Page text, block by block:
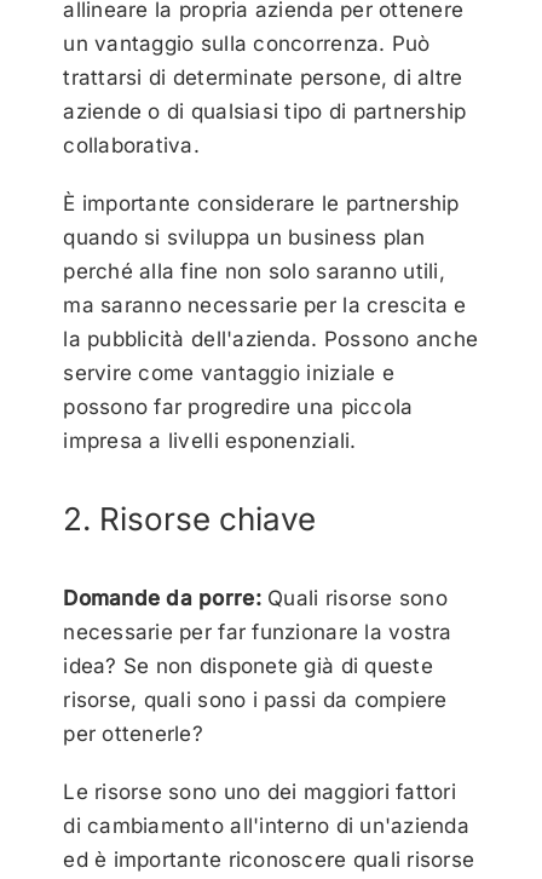
allineare la propria azienda per ottenere
un vantaggio sulla concorrenza. Può
trattarsi di determinate persone, di altre
aziende o di qualsiasi tipo di partnership
collaborativa.
È importante considerare le partnership
quando si sviluppa un business plan
perché alla fine non solo saranno utili,
ma saranno necessarie per la crescita e
la pubblicità dell'azienda. Possono anche
servire come vantaggio iniziale e
possono far progredire una piccola
impresa a livelli esponenziali.
2. Risorse chiave
Domande da porre: Quali risorse sono
necessarie per far funzionare la vostra
idea? Se non disponete già di queste
risorse, quali sono i passi da compiere
per ottenerle?
Le risorse sono uno dei maggiori fattori
di cambiamento all'interno di un'azienda
ed è importante riconoscere quali risorse